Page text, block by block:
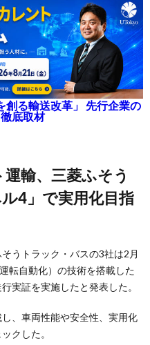
創る輸送改革」 先行企業の
底取材
4」で実用化目指
うトラック・バスの3社は2月
転自動化）の技術を搭載した
実証を実施したと発表した。
、車両性能や安全性、実用化
クした。